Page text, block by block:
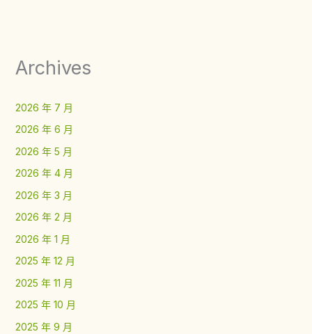
Archives
2026 年 7 月
2026 年 6 月
2026 年 5 月
2026 年 4 月
2026 年 3 月
2026 年 2 月
2026 年 1 月
2025 年 12 月
2025 年 11 月
2025 年 10 月
2025 年 9 月